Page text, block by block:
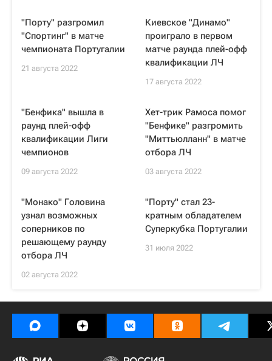
"Порту" разгромил
"Спортинг" в матче
чемпионата Португалии
21 августа 2022
Киевское "Динамо"
проиграло в первом
матче раунда плей-офф
квалификации ЛЧ
17 августа 2022
"Бенфика" вышла в
раунд плей-офф
квалификации Лиги
чемпионов
09 августа 2022
Хет-трик Рамоса помог
"Бенфике" разгромить
"Миттьюлланн" в матче
отбора ЛЧ
03 августа 2022
"Монако" Головина
узнал возможных
соперников по
решающему раунду
отбора ЛЧ
02 августа 2022
"Порту" стал 23-
кратным обладателем
Суперкубка Португалии
31 июля 2022